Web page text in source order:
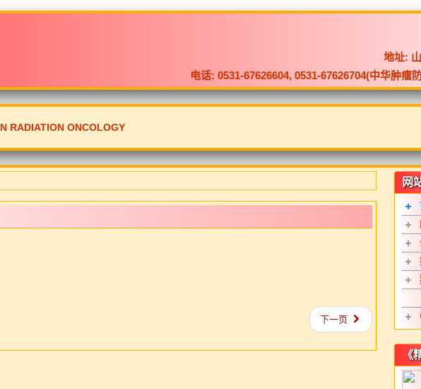
地址:
电话: 0531-67626604, 0531-67626704(中华肿瘤
RADIATION ONCOLOGY
下一页
网
《